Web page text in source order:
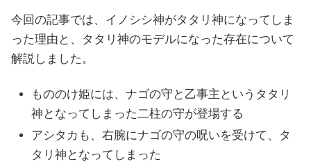
今回の記事では、イノシシ神がタタリ神になってしま
った理由と、タタリ神のモデルになった存在について
解説しました。
もののけ姫には、ナゴの守と乙事主というタタリ
神となってしまった二柱の守が登場する
アシタカも、右腕にナゴの守の呪いを受けて、タ
タリ神となってしまった